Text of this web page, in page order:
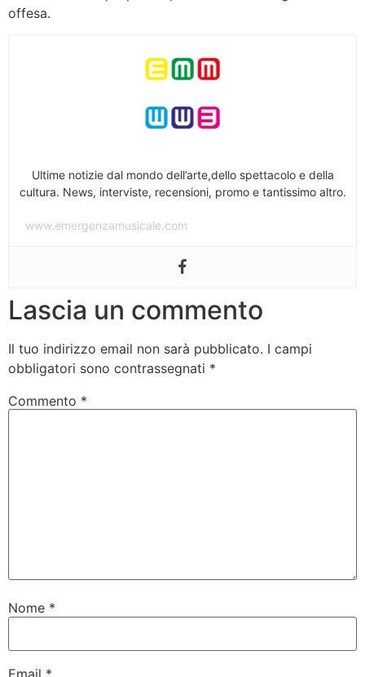
offesa.
Ultime notizie dal mondo dell’arte,dello spettacolo e della
cultura. News, interviste, recensioni, promo e tantissimo altro.
www.emergenzamusicale.com
Lascia un commento
Il tuo indirizzo email non sarà pubblicato. I campi
obbligatori sono contrassegnati *
Commento *
Nome *
Email *